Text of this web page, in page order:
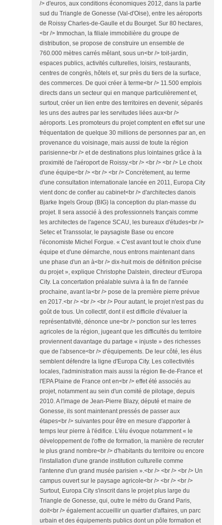
/> d'euros, aux conditions économiques 2012, dans la partie
sud du Triangle de Gonesse (Val-d'Oise), entre les aéroports
de Roissy Charles-de-Gaulle et du Bourget. Sur 80 hectares,
<br /> Immochan, la filiale immobilière du groupe de
distribution, se propose de construire un ensemble de
760.000 mètres carrés mêlant, sous un<br /> toit-jardin,
espaces publics, activités culturelles, loisirs, restaurants,
centres de congrès, hôtels et, sur près du tiers de la surface,
des commerces. De quoi créer à terme<br /> 11.500 emplois
directs dans un secteur qui en manque particulièrement et,
surtout, créer un lien entre des territoires en devenir, séparés
les uns des autres par les servitudes liées aux<br />
aéroports. Les promoteurs du projet comptent en effet sur une
fréquentation de quelque 30 millions de personnes par an, en
provenance du voisinage, mais aussi de toute la région
parisienne<br /> et de destinations plus lointaines grâce à la
proximité de l'aéroport de Roissy.<br /> <br /> <br /> Le choix
d'une équipe<br /> <br /> <br /> Concrètement, au terme
d'une consultation internationale lancée en 2011, Europa City
vient donc de confier au cabinet<br /> d'architectes danois
Bjarke Ingels Group (BIG) la conception du plan-masse du
projet. Il sera associé à des professionnels français comme
les architectes de l'agence SCAU, les bureaux d'études<br />
Setec et Transsolar, le paysagiste Base ou encore
l'économiste Michel Forgue. « C'est avant tout le choix d'une
équipe et d'une démarche, nous entrons maintenant dans
une phase d'un an à<br /> dix-huit mois de définition précise
du projet », explique Christophe Dalstein, directeur d'Europa
City. La concertation préalable suivra à la fin de l'année
prochaine, avant la<br /> pose de la première pierre prévue
en 2017.<br /> <br /> <br /> Pour autant, le projet n'est pas du
goût de tous. Un collectif, dont il est difficile d'évaluer la
représentativité, dénonce une<br /> ponction sur les terres
agricoles de la région, jugeant que les difficultés du territoire
proviennent davantage du partage « injuste » des richesses
que de l'absence<br /> d'équipements. De leur côté, les élus
semblent défendre la ligne d'Europa City. Les collectivités
locales, l'administration mais aussi la région Ile-de-France et
l'EPA Plaine de France ont en<br /> effet été associés au
projet, notamment au sein d'un comité de pilotage, depuis
2010. A l'image de Jean-Pierre Blazy, député et maire de
Gonesse, ils sont maintenant pressés de passer aux
étapes<br /> suivantes pour être en mesure d'apporter à
temps leur pierre à l'édifice. L'élu évoque notamment « le
développement de l'offre de formation, la manière de recruter
le plus grand nombre<br /> d'habitants du territoire ou encore
l'installation d'une grande institution culturelle comme
l'antenne d'un grand musée parisien ».<br /> <br /> <br /> Un
campus ouvert sur le paysage agricole<br /> <br /> <br />
Surtout, Europa City s'inscrit dans le projet plus large du
Triangle de Gonesse, qui, outre le métro du Grand Paris,
doit<br /> également accueillir un quartier d'affaires, un parc
urbain et des équipements publics dont un pôle formation et